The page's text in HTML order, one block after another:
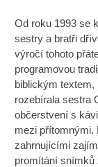
Od roku 1993 se
sestry a bratři
výročí tohoto
programovou
biblickým
rozebírala sestra
občerstvení s
mezi přítomnými.
zahrnujícími
promítání snímků